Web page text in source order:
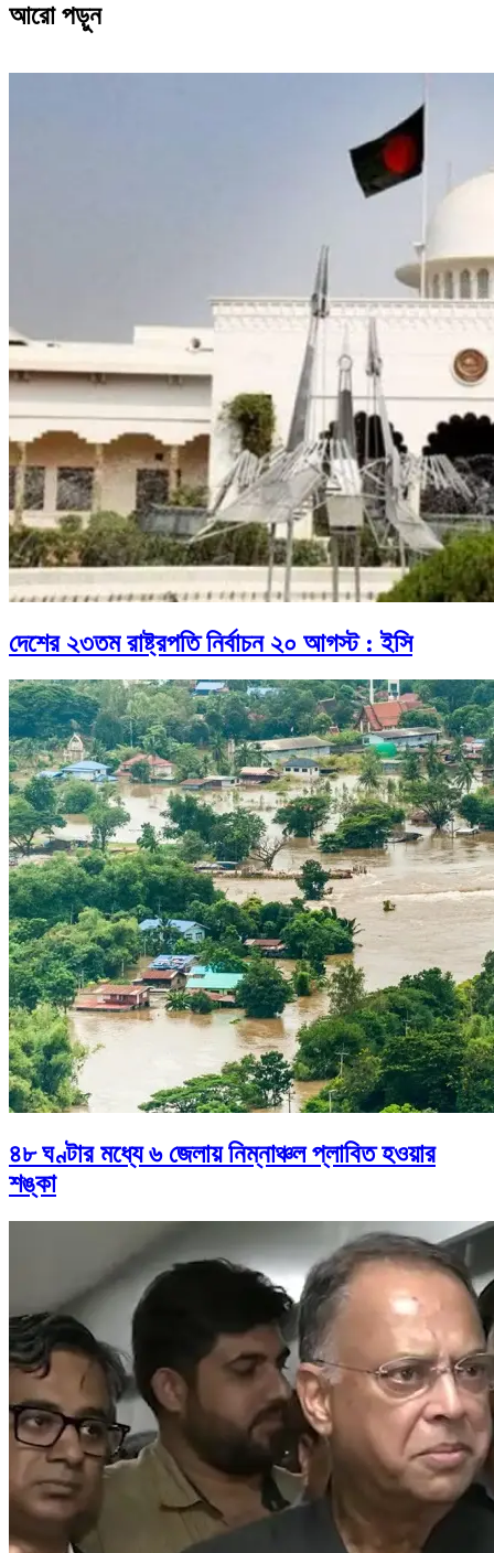
আরো পড়ুন
দেশের ২৩তম রাষ্ট্রপতি নির্বাচন ২০ আগস্ট : ইসি
৪৮ ঘণ্টার মধ্যে ৬ জেলায় নিম্নাঞ্চল প্লাবিত হওয়ার
শঙ্কা